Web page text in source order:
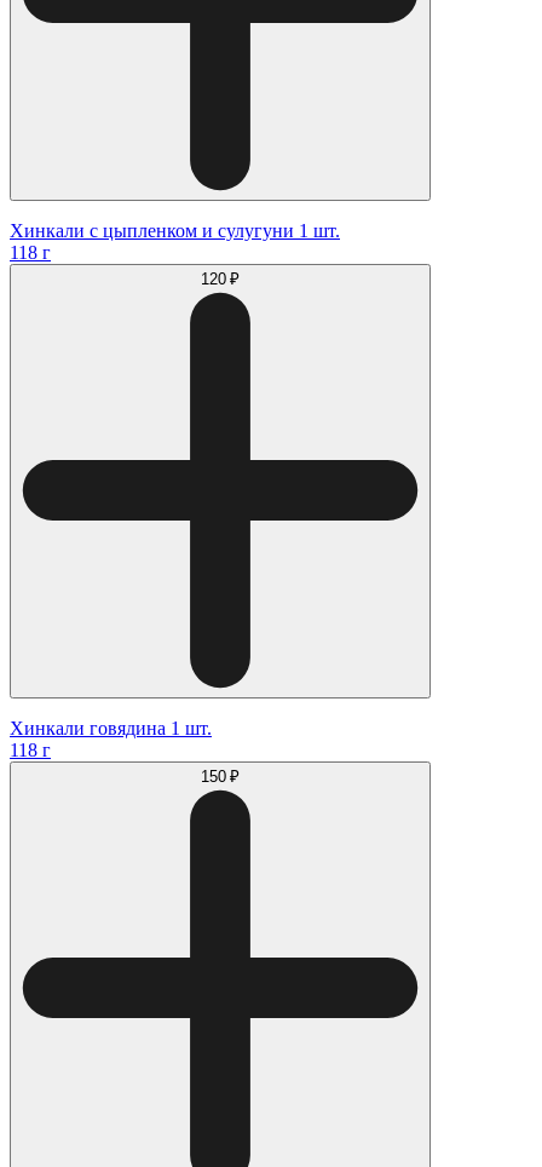
Хинкали с цыпленком и сулугуни 1 шт.
118 г
120 ₽
Хинкали говядина 1 шт.
118 г
150 ₽